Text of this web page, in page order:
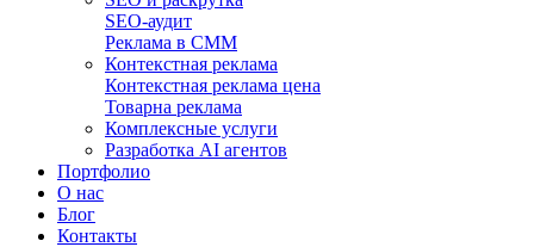
SEO-аудит
Реклама в СММ
Контекстная реклама
Контекстная реклама цена
Товарна реклама
Комплексные услуги
Разработка AI агентов
Портфолио
О нас
Блог
Контакты